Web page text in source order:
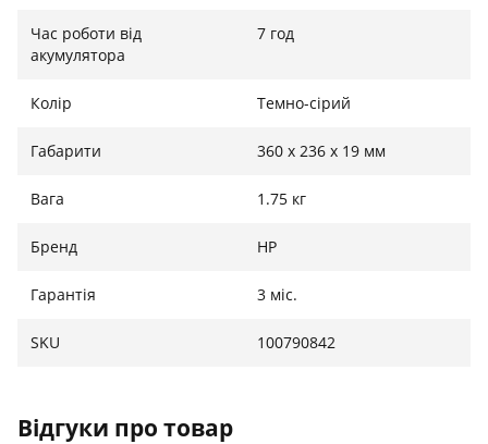
Час роботи від
акумулятора
7 год
Колір Темно-сірий
Габарити 360 x 236 x 19 мм
Вага 1.75 кг
Бренд HP
Гарантія 3 міс.
SKU 100790842
Відгуки про товар